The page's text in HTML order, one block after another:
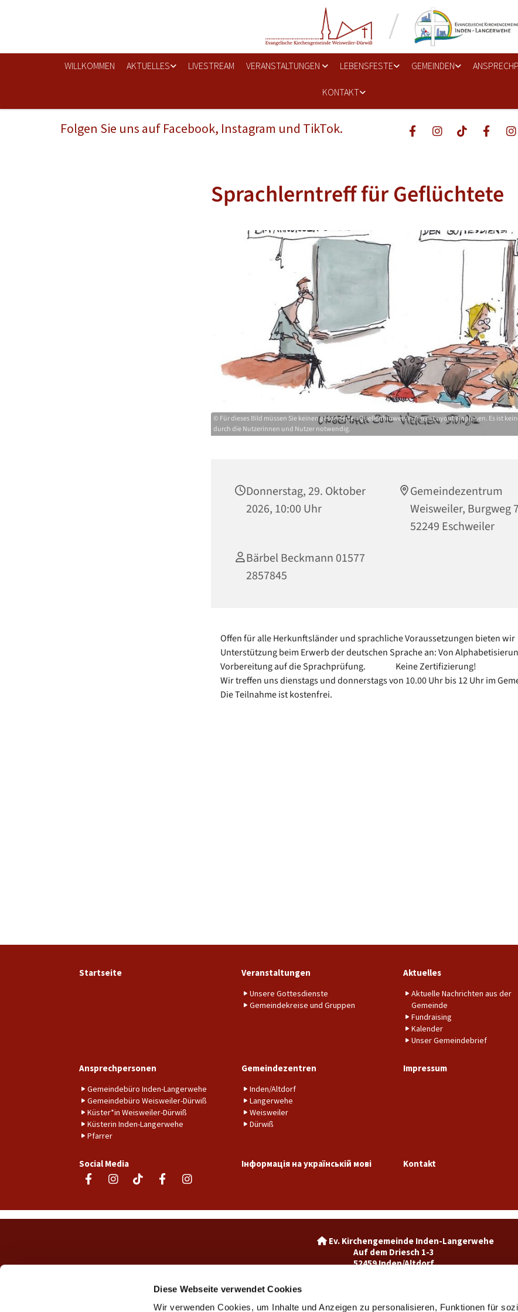
Diese Webseite verwendet Cookies
Wir verwenden Cookies, um Inhalte und Anzeigen zu personalisieren, Funktionen für
WILLKOMMEN AKTUELLES LIVESTREAM VERANSTALTUNGEN LEBENSFESTE GEMEINDEN
KONTAKT
Folgen Sie uns auf Facebook, Instagram und TikTok.
Sprachlerntreff für Geflüchtete
© Für dieses Bild müssen Sie keinen gesonderten Quellenhinweis in Ihrem Layout einplanen. Es ist
durch die Nutzerinnen und Nutzer notwendig.
Donnerstag, 29. Oktober
2026, 10:00 Uhr
Gemeindezentrum
Weisweiler, Burgweg
52249 Eschweiler
Bärbel Beckmann 01577
2857845
Offen für alle Herkunftsländer und sprachliche Voraussetzungen bieten wir
Unterstützung beim Erwerb der deutschen Sprache an: Von
Vorbereitung auf die Sprachprüfung. Keine Zertifizierung!
Wir treffen uns dienstags und donnerstags von 10.00 Uhr bis 12 Uhr im
Die Teilnahme ist kostenfrei.
Startseite Veranstaltungen
Unsere Gottesdienste
Gemeindekreise und Gruppen
Aktuelles
Aktuelle Nachrichten aus der
Gemeinde
Fundraising
Kalender
Unser Gemeindebrief
Ansprechpersonen
Gemeindebüro Inden-Langerwehe
Gemeindebüro Weisweiler-Dürwiß
Küster*in Weisweiler-Dürwiß
Küsterin Inden-Langerwehe
Pfarrer
Gemeindezentren
Inden/Altdorf
Langerwehe
Weisweiler
Dürwiß
Impressum
Social Media Інформація на українській мові Kontakt
Ev. Kirchengemeinde Inden-
Auf dem Driesch 1-3
52459 Inden/Altdorf
Ev. Kirchengemeinde Weisweiler-Dürwiß